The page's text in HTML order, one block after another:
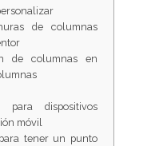
de columnas
de columnas en
para dispositivos
móvil
tener un punto